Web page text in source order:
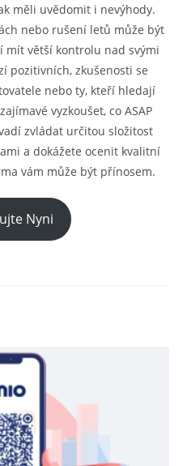
měli uvědomit i nevýhody.
nebo rušení letů může být
větší kontrolu nad svými
pozitivních, zkušenosti se
nebo ty, kteří hledají
vyzkoušet, co ASAP
zvládat určitou složitost
a dokážete ocenit kvalitní
vám může být přínosem.
Nyni